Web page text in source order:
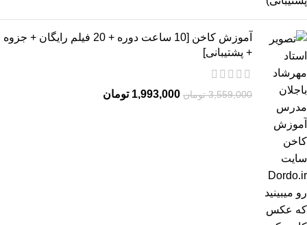
آموزش کاخن [10 ساعت دوره + 20 فیلم رایگان + جزوه
+ پشتیبانی]
3,559,000 تومان 1,993,000 تومان